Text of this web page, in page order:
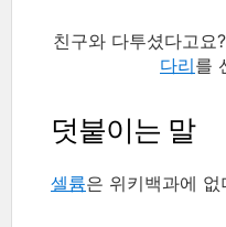
친구와 다투셨다고
다리를
덧붙이는 말
셀륨은 위키백과에 없